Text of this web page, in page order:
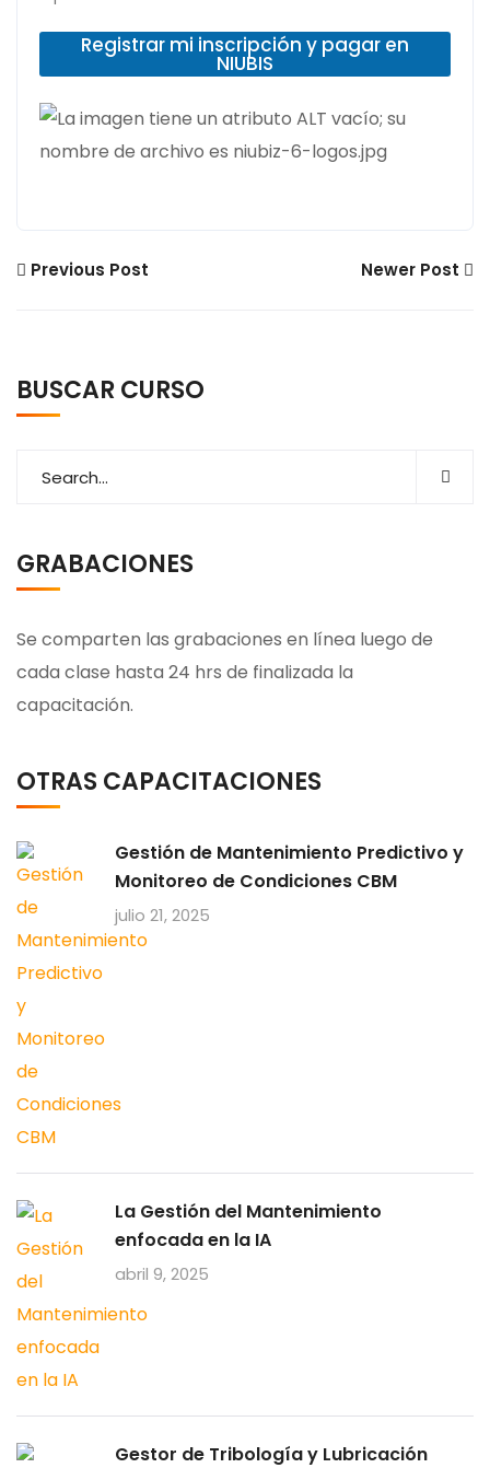
Registrar mi inscripción y pagar en
NIUBIS
Previous Post Newer Post
BUSCAR CURSO
GRABACIONES
Se comparten las grabaciones en línea luego de
cada clase hasta 24 hrs de finalizada la
capacitación.
OTRAS CAPACITACIONES
Gestión de Mantenimiento Predictivo y
Monitoreo de Condiciones CBM
julio 21, 2025
La Gestión del Mantenimiento
enfocada en la IA
abril 9, 2025
Gestor de Tribología y Lubricación